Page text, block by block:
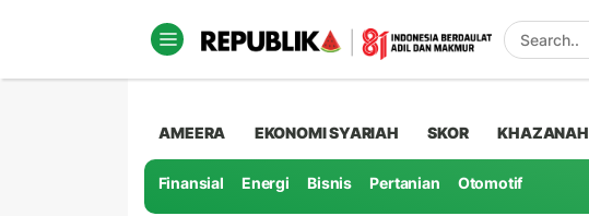
AMEERA EKONOMI SYARIAH SKOR KHAZANAH
Finansial Energi Bisnis Pertanian Otomotif